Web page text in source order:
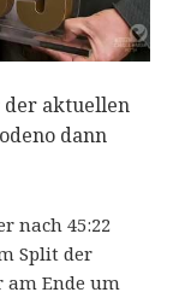
aktuellen
dann
nach 45:22
Split der
am Ende um